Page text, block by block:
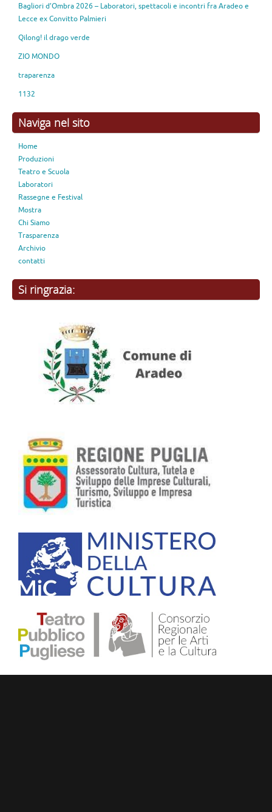
Bagliori d’Ombra 2026 – Laboratori, spettacoli e incontri fra Aradeo e
Lecce ex Convitto Palmieri
Qilong! il drago verde
ZIO MONDO
traparenza
1132
Naviga nel sito
Home
Produzioni
Teatro e Scuola
Laboratori
Rassegne e Festival
Mostra
Chi Siamo
Trasparenza
Archivio
contatti
Si ringrazia: